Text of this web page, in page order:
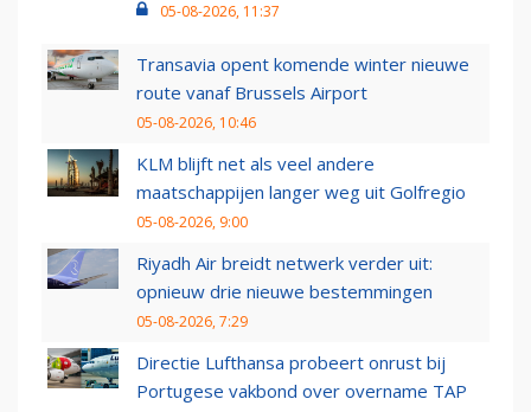
05-08-2026, 11:37
Transavia opent komende winter nieuwe
route vanaf Brussels Airport
05-08-2026, 10:46
KLM blijft net als veel andere
maatschappijen langer weg uit Golfregio
05-08-2026, 9:00
Riyadh Air breidt netwerk verder uit:
opnieuw drie nieuwe bestemmingen
05-08-2026, 7:29
Directie Lufthansa probeert onrust bij
Portugese vakbond over overname TAP